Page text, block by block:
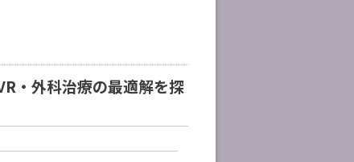
・外科治療の最適解を探